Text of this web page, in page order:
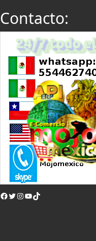
Contacto:
Facebook Twitter Instagram YouTube TikTok